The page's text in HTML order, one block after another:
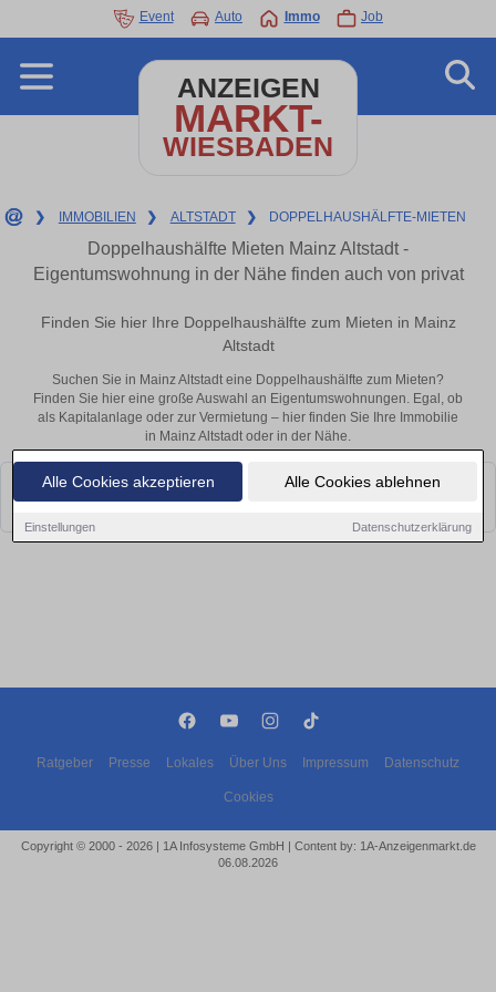
Alle Cookies akzeptieren Alle Cookies ablehnen
Einstellungen Datenschutzerklärung
Event Auto Immo Job
ANZEIGEN
MARKT-
WIESBADEN
❯ IMMOBILIEN ❯ ALTSTADT ❯ DOPPELHAUSHÄLFTE-MIETEN
Doppelhaushälfte Mieten Mainz Altstadt -
Eigentumswohnung in der Nähe finden auch von privat
Finden Sie hier Ihre Doppelhaushälfte zum Mieten in Mainz
Altstadt
Suchen Sie in Mainz Altstadt eine Doppelhaushälfte zum Mieten?
Finden Sie hier eine große Auswahl an Eigentumswohnungen. Egal, ob
als Kapitalanlage oder zur Vermietung – hier finden Sie Ihre Immobilie
in Mainz Altstadt oder in der Nähe.
Leider konnten wir derzeit keine passenden Objekte finden. Schauen Sie
bald wieder vorbei!
Ratgeber Presse Lokales Über Uns Impressum Datenschutz
Cookies
Copyright © 2000 - 2026 | 1A Infosysteme GmbH | Content by: 1A-Anzeigenmarkt.de
06.08.2026